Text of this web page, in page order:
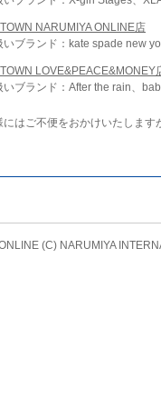
NARUMIYA ONLINE店
いブランド：kate spade new
LOVE&PEACE&MONEY
いブランド：After the rain、
にはご不便をおかけいたしま